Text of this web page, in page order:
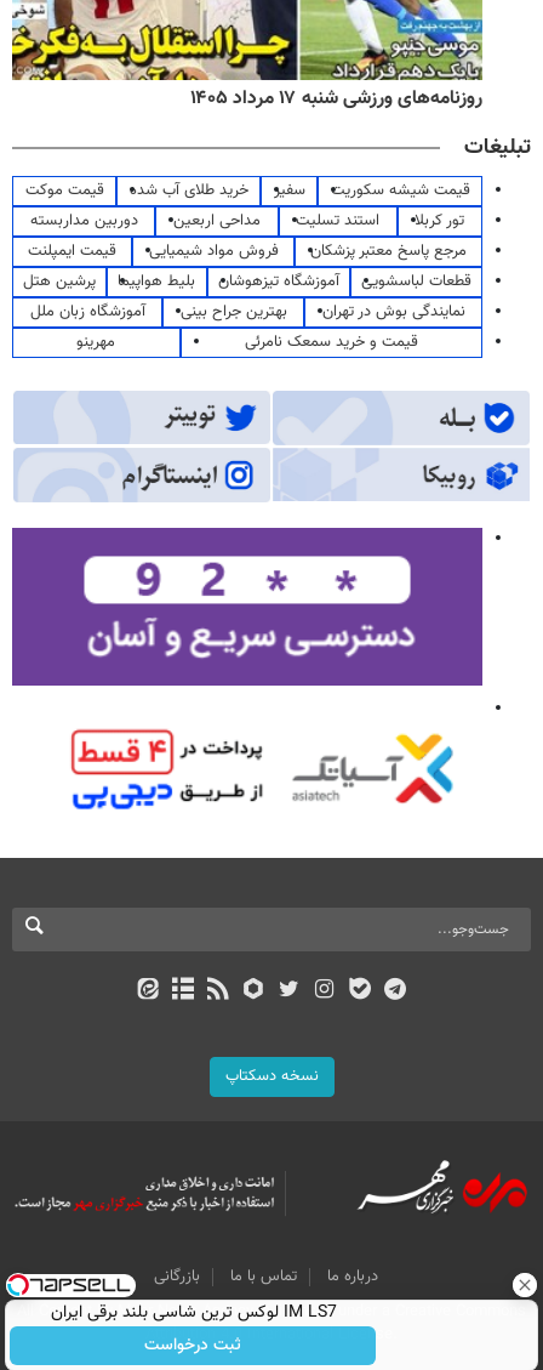
روزنامه‌های ورزشی شنبه ۱۷ مرداد ۱۴۰۵
تبلیغات
قیمت شیشه سکوریت سفیر خرید طلای آب شده
قیمت موکت
تور کربلا
استند تسلیت مداحی اربعین
دوربین مداربسته
مرجع پاسخ معتبر پزشکان
فروش مواد شیمیایی
قیمت ایمپلنت
قطعات لباسشویی
آموزشگاه تیزهوشان بلیط هواپیما
پرشین هتل
نمایندگی بوش در تهران
بهترین جراح بینی
آموزشگاه زبان ملل
قیمت و خرید سمعک نامرئی
مهرینو
نسخه دسکتاپ
درباره ما تماس با ما
بازرگانی
All Content by Mehr News Agency is licensed under a Creative Commons
Attribution 4.0 International License.
IM LS7 لوکس ترین شاسی بلند برقی ایران
ثبت درخواست